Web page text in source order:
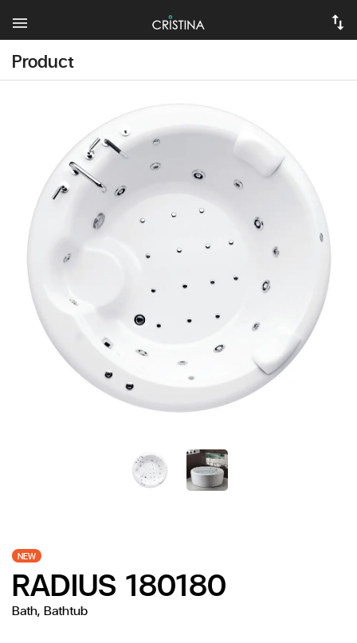
Product
NEW
RADIUS 180180
Bath, Bathtub